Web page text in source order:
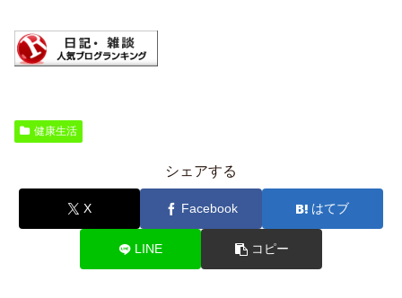
健康生活
シェアする
X Facebook はてブ
LINE コピー